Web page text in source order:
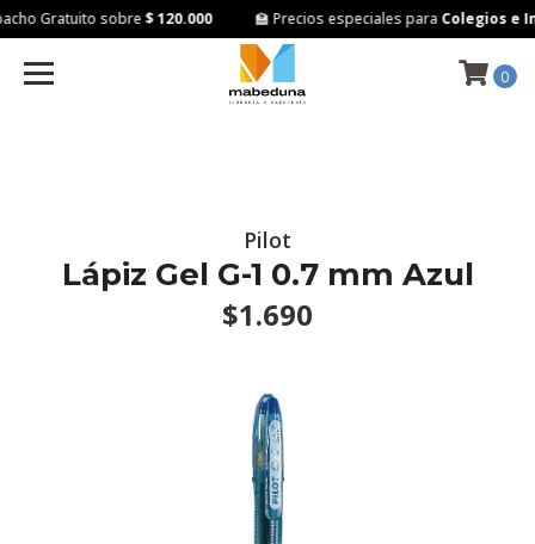
Gratuito sobre$ 120.000 🏫 Precios especiales paraColegios e
0
Pilot
Lápiz Gel G-1 0.7 mm Azul
$1.690